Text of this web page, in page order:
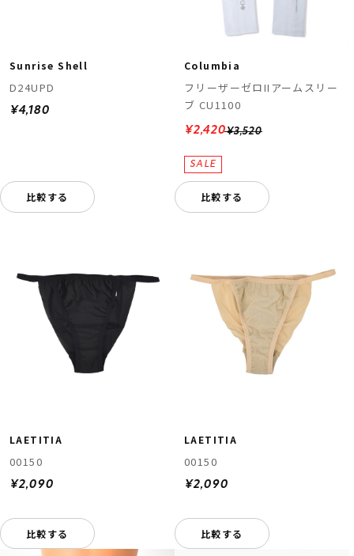
Sunrise Shell
D24UPD
¥4,180
比較する
Columbia
フリーザーゼロIIアームスリー
ブ CU1100
¥3,520
¥2,420
比較する
LAETITIA
00150
¥2,090
比較する
LAETITIA
00150
¥2,090
比較する